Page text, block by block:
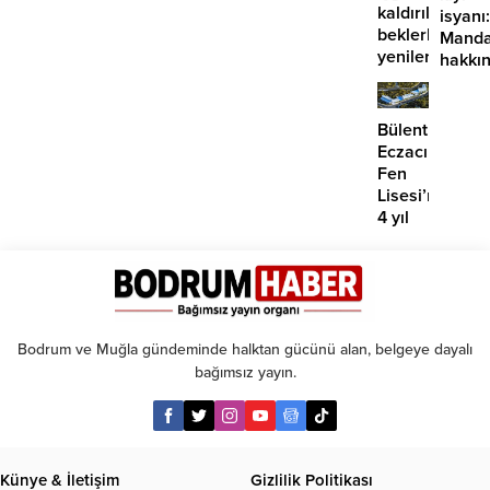
kaldırılmayı
beklerken
yenilerinin
önü
mü
açılıyor?
isyanı:
Bülent
Eczacıbaşı
Fen
Lisesi’nde
4 yıl
Bodrum ve Muğla gündeminde halktan gücünü alan, belgeye dayalı
bağımsız yayın.
Künye & İletişim Gizlilik Politikası